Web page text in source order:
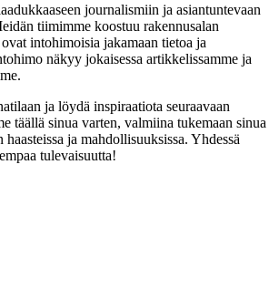
journalismiin ja asiantuntevaan
tiimimme koostuu rakennusalan
intohimoisia jakamaan tietoa ja
näkyy jokaisessa artikkelissamme ja
ja löydä inspiraatiota seuraavaan
täällä sinua varten, valmiina tukemaan sinua
haasteissa ja mahdollisuuksissa. Yhdessä
tulevaisuutta!